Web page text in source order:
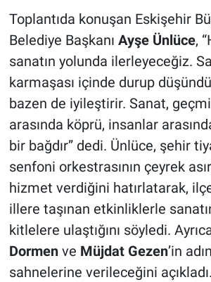
Toplantıda konuşan Eskişehir
Belediye Başkanı Ayşe Ünlüce,
sanatın yolunda ilerleyeceğiz.
karmaşası içinde durup
bazen de iyileştirir. Sanat,
arasında köprü, insanlar
bir bağdır” dedi. Ünlüce, şehir
senfoni orkestrasının çeyrek
hizmet verdiğini hatırlatarak,
illere taşınan etkinliklerle
kitlelere ulaştığını söyledi.
Dormenve Müjdat Gezen’in
sahnelerine verileceğini açıkladı.